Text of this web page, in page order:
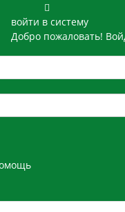
войти в систему
Добро пожаловать!